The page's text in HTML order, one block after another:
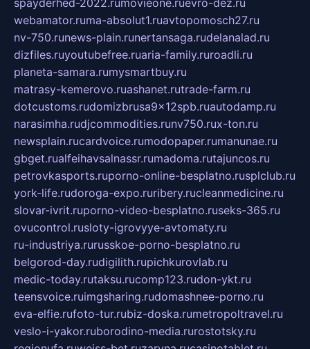
spayderhed-2022.rumovieone.ruevro-dez.ru
webamator.ruma-absolut1.ruavtopomosch27.ru
nv-750.runews-plain.runertansaga.rudelanalad.ru
dizfiles.ruyoutubefree.ruaria-family.ruroadli.ru
planeta-samara.rumysmartbuy.ru
matrasy-kemerovo.ruashanet.rutrade-farm.ru
dotcustoms.rudomizbrusa9x12spb.ruautodamp.ru
narasimha.rudjcommodities.runv750.rux-ton.ru
newsplain.rucardvoice.rumodopaper.rumanunae.ru
gbget.rualfeihavsalnassr.rumadoma.rutajuncos.ru
petrovkasports.ruporno-online-besplatno.rusplclub.ru
york-life.rudoroga-expo.ruribery.rucleanmedicine.ru
slovar-ivrit.ruporno-video-besplatno.ruseks-365.ru
ovucontrol.rusloty-igrovyye-avtomaty.ru
ru-industriya.rurusskoe-porno-besplatno.ru
belgorod-day.rudigilith.rupichkurovlab.ru
medic-today.rutaksu.rucomp123.rudon-ykt.ru
teensvoice.ruimgsharing.rudomashnee-porno.ru
eva-elfie.rufoto-tur.rubiz-doska.rumetropoltravel.ru
veslo-i-yakor.ruborodino-media.rurostotsky.ru